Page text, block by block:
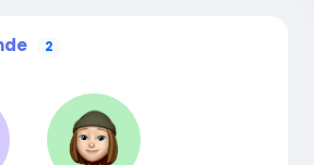
2